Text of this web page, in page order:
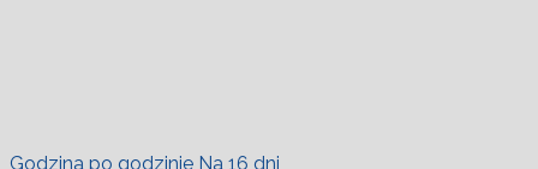
Godzina po godzinie Na 16 dni